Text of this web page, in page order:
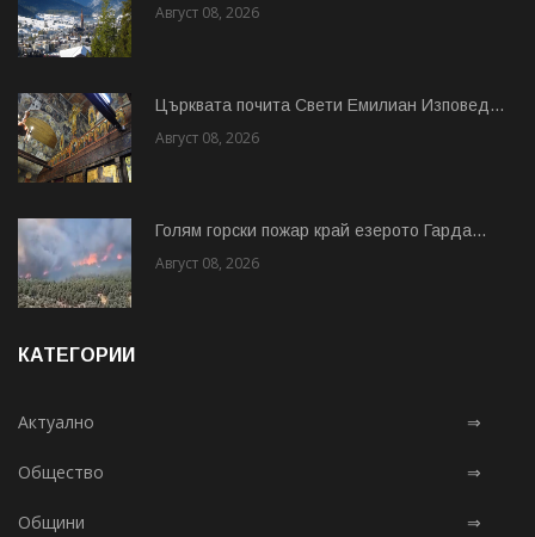
Август 08, 2026
Църквата почита Свeти Емилиан Изповед...
Август 08, 2026
Голям горски пожар край езерото Гарда...
Август 08, 2026
КАТЕГОРИИ
Актуално ⇒
Общество ⇒
Общини ⇒